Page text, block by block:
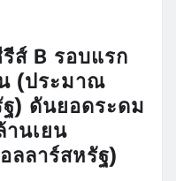
ส์ B รอบแรก
(ประมาณ
) ดันยอดระดม
นเยน
ลลาร์สหรัฐ)